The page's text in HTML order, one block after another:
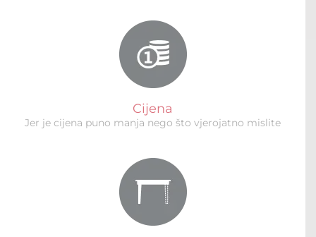
Cijena
Jer je cijena puno manja nego što vjerojatno mislite